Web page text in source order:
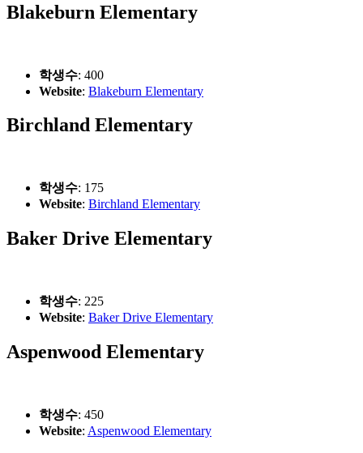
Blakeburn Elementary
학생수: 400
Website: Blakeburn Elementary
Birchland Elementary
학생수: 175
Website: Birchland Elementary
Baker Drive Elementary
학생수: 225
Website: Baker Drive Elementary
Aspenwood Elementary
학생수: 450
Website: Aspenwood Elementary